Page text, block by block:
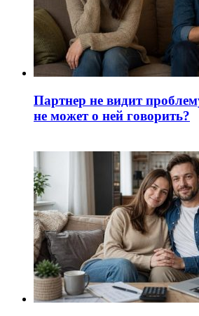
Партнер не видит
не может о ней говорить?